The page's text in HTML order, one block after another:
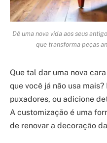
Dê uma nova vida aos seus
que transforma peças
Que tal dar uma nova
que você já não usa
puxadores, ou adicione
A customização é uma
de renovar a decoração